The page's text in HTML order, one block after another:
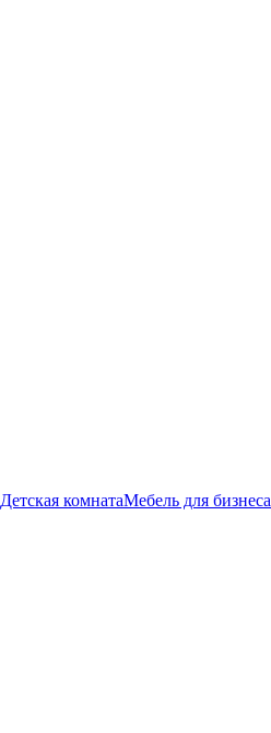
Детская комнатаМебель для бизнеса